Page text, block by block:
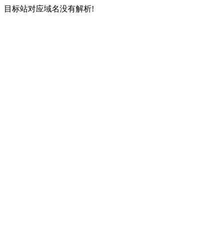
目标站对应域名没有解析!